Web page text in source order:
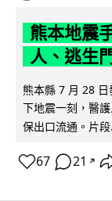
熊本地震
人、逃生
熊本縣 7 月 28
下地震一刻，醫
保出口流通。片
67 21 ↗